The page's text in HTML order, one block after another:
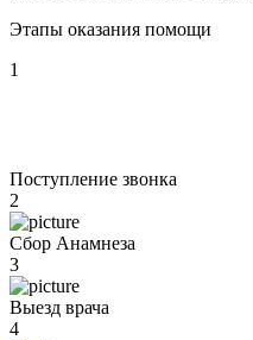
Этапы оказания помощи
1
Поступление звонка
2
Сбор Анамнеза
3
Выезд врача
4